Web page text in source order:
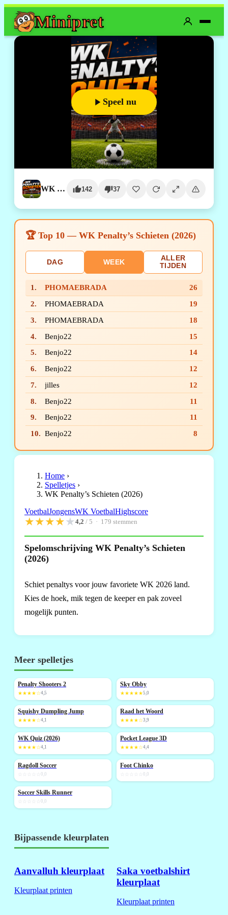
Minipret
Speel nu
WK Penalty’s Schieten (2026) 142 37
🏆 Top 10 — WK Penalty’s Schieten (2026)
DAG WEEK
ALLER
TIJDEN
1. PHOMAEBRADA
26
2.
PHOMAEBRADA
19
3.
PHOMAEBRADA
18
4.
Benjo22
15
5.
Benjo22
14
6.
Benjo22
12
7.
jilles
12
8.
Benjo22
11
9.
Benjo22
11
10. Benjo22 8
Home ›
Spelletjes ›
WK Penalty’s Schieten (2026)
VoetbalJongensWK VoetbalHighscore
★★★★★4,2 / 5 · 179 stemmen
Spelomschrijving WK Penalty’s Schieten
(2026)
Schiet penaltys voor jouw favoriete WK 2026 land.
Kies de hoek, mik tegen de keeper en pak zoveel
mogelijk punten.
Meer spelletjes
NIEUW
Penalty Shooters 2
★★★★☆4,5
NIEUW
Sky Obby
★★★★★5,0
NIEUW
Squishy Dumpling Jump
★★★★☆4,1
Raad het Woord
★★★★☆3,9
NIEUW
WK Quiz (2026)
★★★★☆4,1
NIEUW
Pocket League 3D
★★★★☆4,4
NIEUW
Ragdoll Soccer
0,0
NIEUW
Foot Chinko
0,0
NIEUW
Soccer Skills Runner
0,0
Bijpassende kleurplaten
Aanvalluh kleurplaat
Kleurplaat printen
Saka voetbalshirt
kleurplaat
Kleurplaat printen